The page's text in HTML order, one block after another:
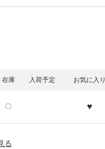
在庫 入荷予定 お気に入り
〇 ♥
る